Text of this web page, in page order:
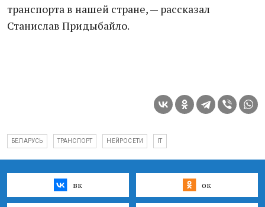
транспорта в нашей стране, — рассказал
Станислав Придыбайло.
БЕЛАРУСЬ ТРАНСПОРТ НЕЙРОСЕТИ IT
вк ок